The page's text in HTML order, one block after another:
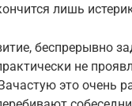
лишь
беспрерывно
не
это очень